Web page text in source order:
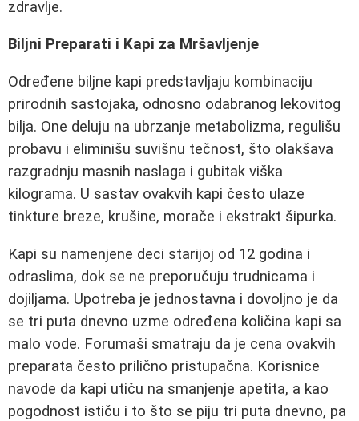
zdravlje.
Biljni Preparati i Kapi za Mršavljenje
Određene biljne kapi predstavljaju kombinaciju
prirodnih sastojaka, odnosno odabranog lekovitog
bilja. One deluju na ubrzanje metabolizma, regulišu
probavu i eliminišu suvišnu tečnost, što olakšava
razgradnju masnih naslaga i gubitak viška
kilograma. U sastav ovakvih kapi često ulaze
tinkture breze, krušine, morače i ekstrakt šipurka.
Kapi su namenjene deci starijoj od 12 godina i
odraslima, dok se ne preporučuju trudnicama i
dojiljama. Upotreba je jednostavna i dovoljno je da
se tri puta dnevno uzme određena količina kapi sa
malo vode. Forumaši smatraju da je cena ovakvih
preparata često prilično pristupačna. Korisnice
navode da kapi utiču na smanjenje apetita, a kao
pogodnost ističu i to što se piju tri puta dnevno, pa